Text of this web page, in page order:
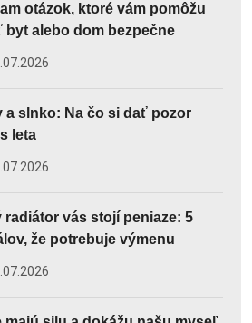
otázok, ktoré vám pomôžu
byt alebo dom bezpečne
a slnko: Na čo si dať pozor
leta
radiátor vás stojí peniaze: 5
že potrebuje výmenu